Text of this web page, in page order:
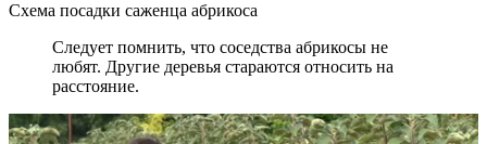
Схема посадки саженца абрикоса
Следует помнить, что соседства абрикосы не
любят. Другие деревья стараются относить на
расстояние.